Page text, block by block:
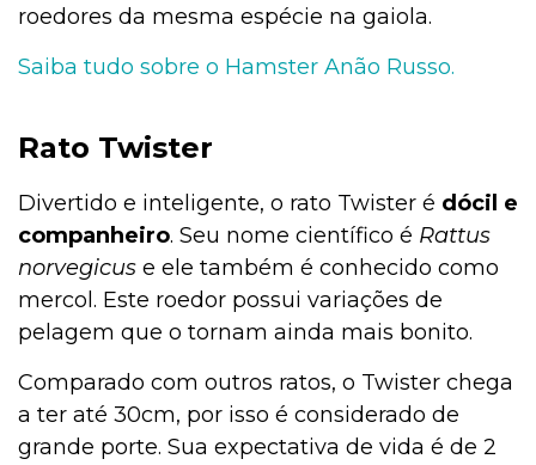
roedores da mesma espécie na gaiola.
Saiba tudo sobre o Hamster Anão Russo.
Rato Twister
Divertido e inteligente, o rato Twister é dócil e
companheiro. Seu nome científico é Rattus
norvegicus e ele também é conhecido como
mercol. Este roedor possui variações de
pelagem que o tornam ainda mais bonito.
Comparado com outros ratos, o Twister chega
a ter até 30cm, por isso é considerado de
grande porte. Sua expectativa de vida é de 2